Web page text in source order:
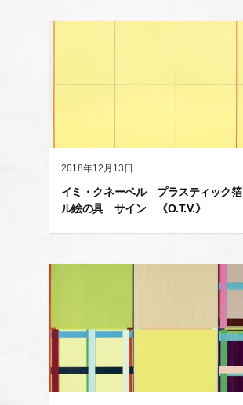
2018年12月13日
イミ・クネーベル プラスティック箔
ル絵の具 サイン 《O.T.V.》